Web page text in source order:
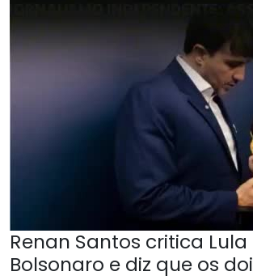
Renan Santos critica Lula
Bolsonaro e diz que os